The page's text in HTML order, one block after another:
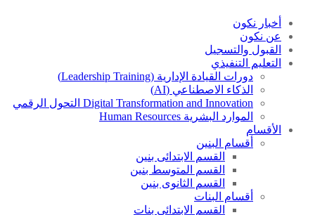
أخبار نكون
عن نكون
القبول والتسجيل
التعليم التنفيذي
دورات القيادة الإدارية (Leadership Training)
الذكاء الاصطناعي (AI)
Digital Transformation and Innovation التحول الرقمي
الموارد البشرية Human Resources
الأقسام
أقسام البنين
القسم الابتدائى بنين
القسم المتوسط بنين
القسم الثانوى بنين
أقسام البنات
القسم الابتدائى بنات